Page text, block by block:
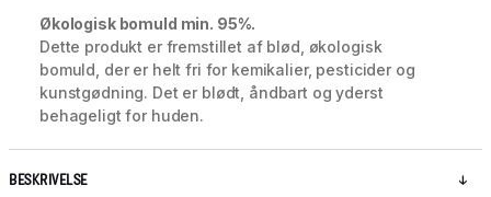
Økologisk bomuld min. 95%.
Dette produkt er fremstillet af blød, økologisk
bomuld, der er helt fri for kemikalier, pesticider og
kunstgødning. Det er blødt, åndbart og yderst
behageligt for huden.
BESKRIVELSE